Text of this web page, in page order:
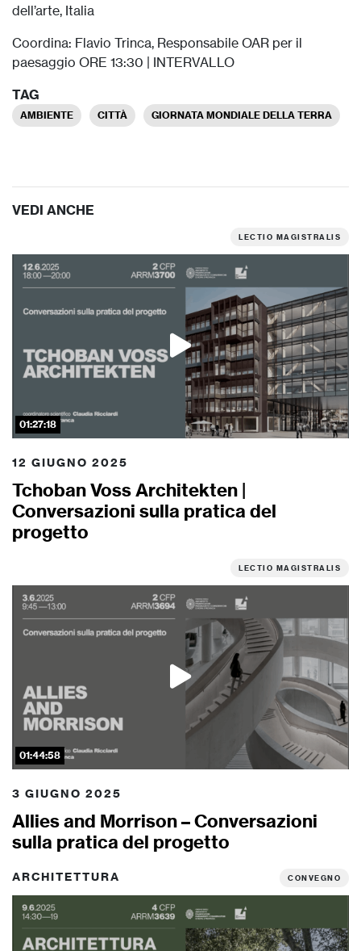
dell’arte, Italia
Coordina: Flavio Trinca, Responsabile OAR per il
paesaggio ORE 13:30 | INTERVALLO
TAG
AMBIENTE CITTÀ GIORNATA MONDIALE DELLA TERRA
VEDI ANCHE
LECTIO MAGISTRALIS
01:27:18
12 GIUGNO 2025
Tchoban Voss Architekten |
Conversazioni sulla pratica del
progetto
LECTIO MAGISTRALIS
01:44:58
3 GIUGNO 2025
Allies and Morrison – Conversazioni
sulla pratica del progetto
ARCHITETTURA CONVEGNO